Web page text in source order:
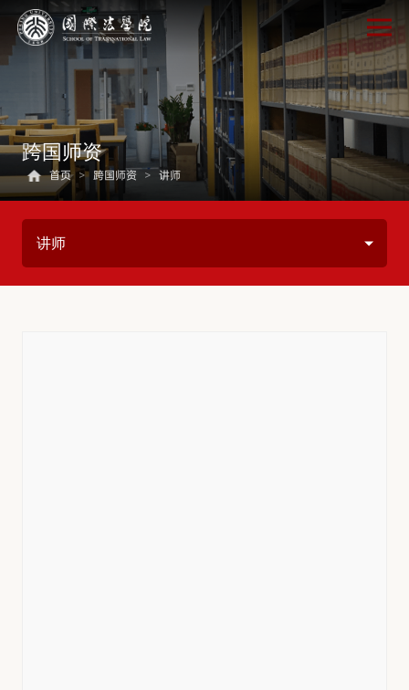
跨国师资
首页 > 跨国师资 > 讲师
讲师